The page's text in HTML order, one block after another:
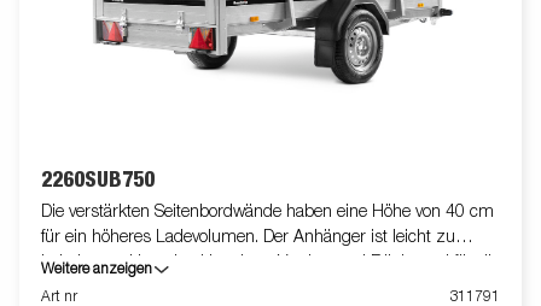
2260SUB750
Die verstärkten Seitenbordwände haben eine Höhe von 40 cm
für ein höheres Ladevolumen. Der Anhänger ist leicht zu
beladen und hat eine klappbare Vorder- und Rückwand für die
Beladung längerer Güter. Alle Ausführungen sind mit
Weitere anzeigen
Art nr
311791